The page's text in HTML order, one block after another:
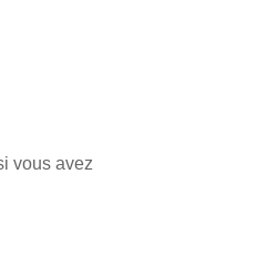
vous avez